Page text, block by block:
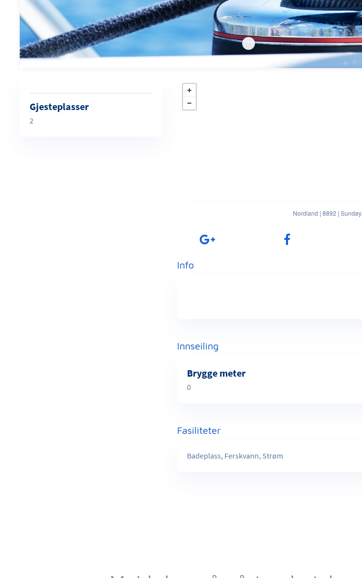
Gjesteplasser
2
Nordland | 8892 | Sundøy
Info
Innseiling
Brygge meter
0
Fasiliteter
Badeplass, Ferskvann, Strøm